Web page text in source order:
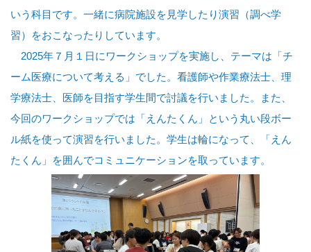
いう科目です。一緒に病院施設を見学したり演習（調べ学
習）をおこなったりしています。
2025年７月１日にワークショップを実施し、テーマは「チ
ーム医療について考える」でした。看護師や作業療法士、理
学療法士、医師を目指す学生間で討議を行いました。また、
今回のワークショップでは「えんたくん」という丸い段ボー
ル紙を使って演習を行いました。学生は輪になって、「えん
たくん」を囲んでコミュニケーションを取っています。